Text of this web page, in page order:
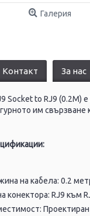
Галерия
Контакт За нас
Socket to RJ9 (0.2M)
им
на кабела: 0.2
конектора: RJ9 към